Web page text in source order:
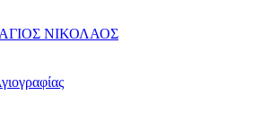
ΑΓΙΟΣ ΝΙΚΟΛΑΟΣ